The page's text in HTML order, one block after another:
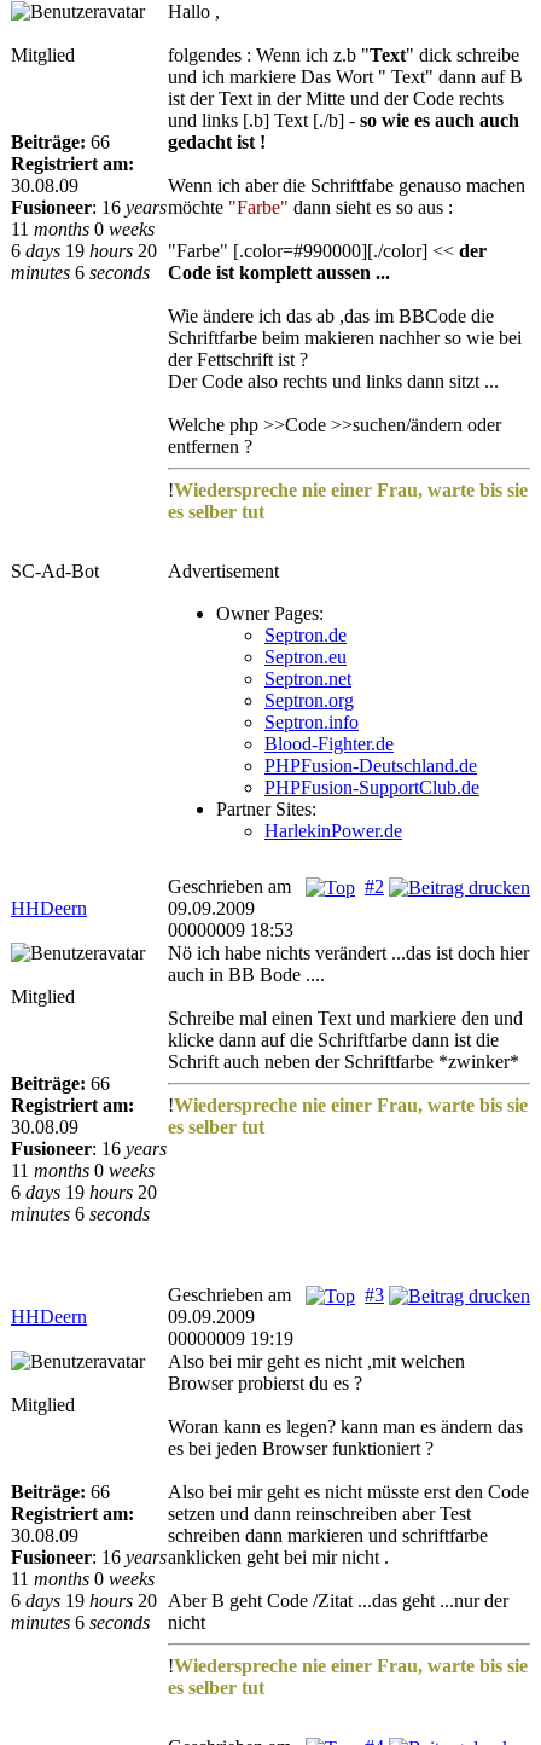
Mitglied
Beiträge: 66
Registriert am:
30.08.09
Fusioneer: 16 years
11 months 0 weeks
6 days 19 hours 20
minutes 6 seconds
Hallo ,
folgendes : Wenn ich z.b "Text" dick schreibe
und ich markiere Das Wort " Text" dann auf B
ist der Text in der Mitte und der Code rechts
und links [.b] Text [./b] - so wie es auch auch
gedacht ist !
Wenn ich aber die Schriftfabe genauso machen
möchte "Farbe" dann sieht es so aus :
"Farbe" [.color=#990000][./color] << der
Code ist komplett aussen ...
Wie ändere ich das ab ,das im BBCode die
Schriftfarbe beim makieren nachher so wie bei
der Fettschrift ist ?
Der Code also rechts und links dann sitzt ...
Welche php >>Code >>suchen/ändern oder
entfernen ?
!Wiederspreche nie einer Frau, warte bis sie
es selber tut
SC-Ad-Bot Advertisement
Owner Pages:
Septron.de
Septron.eu
Septron.net
Septron.org
Septron.info
Blood-Fighter.de
PHPFusion-Deutschland.de
PHPFusion-SupportClub.de
Partner Sites:
HarlekinPower.de
HHDeern
#2
Geschrieben am
09.09.2009
00000009 18:53
Mitglied
Beiträge: 66
Registriert am:
30.08.09
Fusioneer: 16 years
11 months 0 weeks
6 days 19 hours 20
minutes 6 seconds
Nö ich habe nichts verändert ...das ist doch hier
auch in BB Bode ....
Schreibe mal einen Text und markiere den und
klicke dann auf die Schriftfarbe dann ist die
Schrift auch neben der Schriftfarbe *zwinker*
!Wiederspreche nie einer Frau, warte bis sie
es selber tut
HHDeern
#3
Geschrieben am
09.09.2009
00000009 19:19
Mitglied
Beiträge: 66
Registriert am:
30.08.09
Fusioneer: 16 years
11 months 0 weeks
6 days 19 hours 20
minutes 6 seconds
Also bei mir geht es nicht ,mit welchen
Browser probierst du es ?
Woran kann es legen? kann man es ändern das
es bei jeden Browser funktioniert ?
Also bei mir geht es nicht müsste erst den Code
setzen und dann reinschreiben aber Test
schreiben dann markieren und schriftfarbe
anklicken geht bei mir nicht .
Aber B geht Code /Zitat ...das geht ...nur der
nicht
!Wiederspreche nie einer Frau, warte bis sie
es selber tut